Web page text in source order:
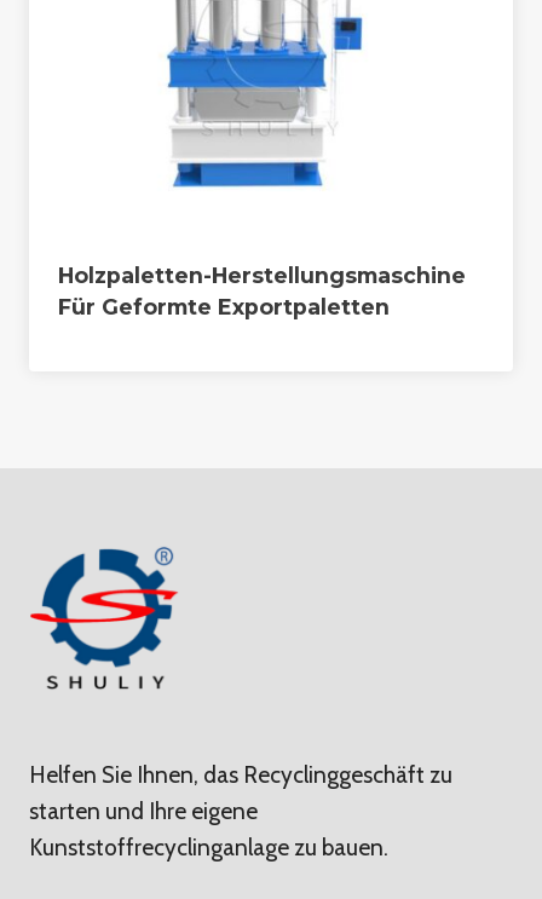
Holzpaletten-Herstellungsmaschine
Für Geformte Exportpaletten
Helfen Sie Ihnen, das Recyclinggeschäft zu
starten und Ihre eigene
Kunststoffrecyclinganlage zu bauen.